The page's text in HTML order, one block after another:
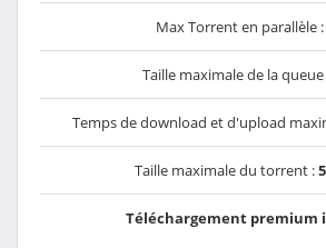
Max Torrent en parallèle :
Taille maximale de la queue
Temps de download et d'upload
Taille maximale du torrent :
Téléchargement premium